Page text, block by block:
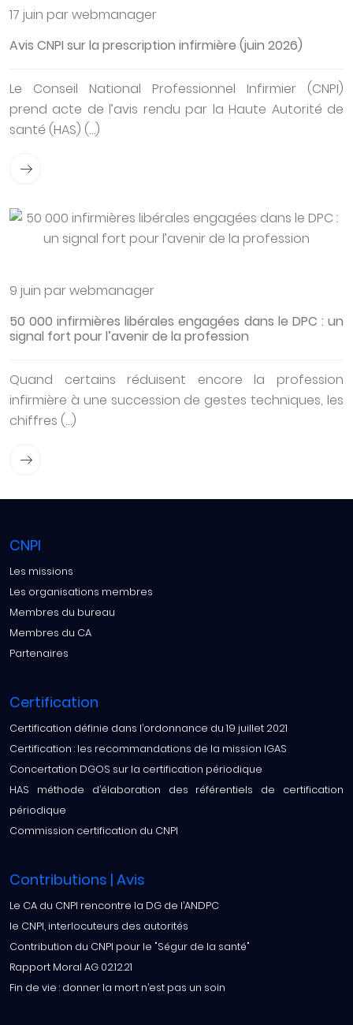
17 juin par webmanager
Avis CNPI sur la prescription infirmière (juin 2026)
Le Conseil National Professionnel Infirmier (CNPI)
prend acte de l’avis rendu par la Haute Autorité de
santé (HAS) (…)
9 juin par webmanager
50 000 infirmières libérales engagées dans le DPC : un
signal fort pour l’avenir de la profession
Quand certains réduisent encore la profession
infirmière à une succession de gestes techniques, les
chiffres (…)
CNPI
Les missions
Les organisations membres
Membres du bureau
Membres du CA
Partenaires
Certification
Certification définie dans l’ordonnance du 19 juillet 2021
Certification : les recommandations de la mission IGAS
Concertation DGOS sur la certification périodique
HAS méthode d’élaboration des référentiels de certification
périodique
Commission certification du CNPI
Contributions | Avis
Le CA du CNPI rencontre la DG de l’ANDPC
le CNPI, interlocuteurs des autorités
Contribution du CNPI pour le "Ségur de la santé"
Rapport Moral AG 02.12.21
Fin de vie : donner la mort n’est pas un soin